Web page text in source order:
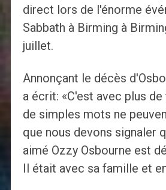
direct lors de l'énorme
Sabbath à Birming à
juillet.
Annonçant le décès
a écrit: «C'est avec plus
de simples mots ne
que nous devons signaler
aimé Ozzy Osbourne est
Il était avec sa famille et